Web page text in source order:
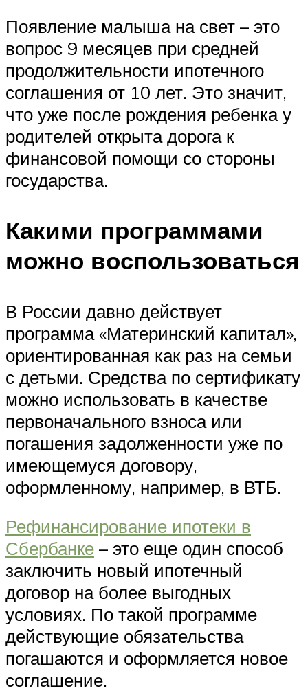
Появление малыша на свет – это
вопрос 9 месяцев при средней
продолжительности ипотечного
соглашения от 10 лет. Это значит,
что уже после рождения ребенка у
родителей открыта дорога к
финансовой помощи со стороны
государства.
Какими программами
можно воспользоваться
В России давно действует
программа «Материнский капитал»,
ориентированная как раз на семьи
с детьми. Средства по сертификату
можно использовать в качестве
первоначального взноса или
погашения задолженности уже по
имеющемуся договору,
оформленному, например, в ВТБ.
Рефинансирование ипотеки в
Сбербанке – это еще один способ
заключить новый ипотечный
договор на более выгодных
условиях. По такой программе
действующие обязательства
погашаются и оформляется новое
соглашение.